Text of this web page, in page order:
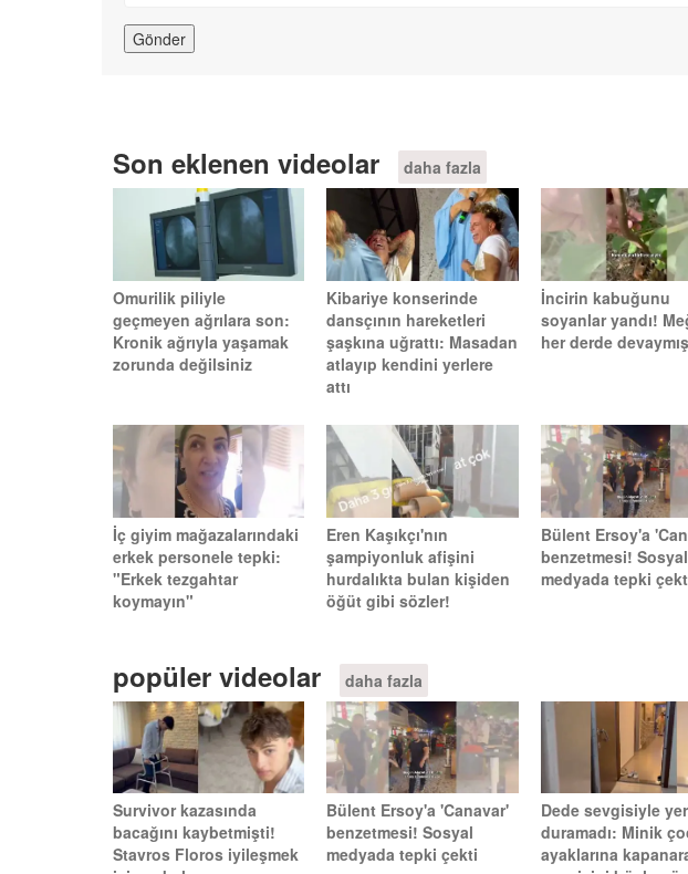
Son eklenen videolar daha fazla
Omurilik piliyle
geçmeyen ağrılara son:
Kronik ağrıyla yaşamak
zorunda değilsiniz
Kibariye konserinde
dansçının hareketleri
şaşkına uğrattı: Masadan
atlayıp kendini yerlere
attı
İncirin kabuğunu
soyanlar yandı!
her derde devaymış
İç giyim mağazalarındaki
erkek personele tepki:
"Erkek tezgahtar
koymayın"
Eren Kaşıkçı'nın
şampiyonluk afişini
hurdalıkta bulan kişiden
öğüt gibi sözler!
Bülent Ersoy'a
benzetmesi! Sosyal
medyada tepki
popüler videolar daha fazla
Survivor kazasında
bacağını kaybetmişti!
Stavros Floros iyileşmek
Bülent Ersoy'a 'Canavar'
benzetmesi! Sosyal
medyada tepki çekti
Dede sevgisiyle
duramadı: Minik
ayaklarına